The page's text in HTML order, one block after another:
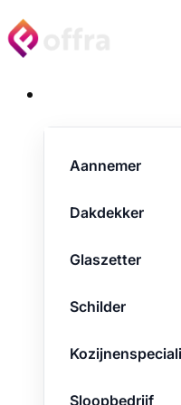
Aannemer
Dakdekker
Glaszetter
Schilder
Sloopbedrijf